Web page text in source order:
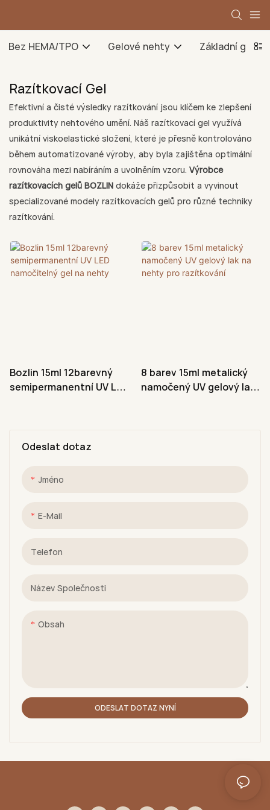
Bez HEMA/TPO Gelové nehty Základní gel
Razítkovací Gel
Efektivní a čisté výsledky razítkování jsou klíčem ke zlepšení
produktivity nehtového umění. Náš razítkovací gel využívá
unikátní viskoelastické složení, které je přesně kontrolováno
během automatizované výroby, aby byla zajištěna optimální
rovnováha mezi nabíráním a uvolněním vzoru. Výrobce
razítkovacích gelů BOZLIN dokáže přizpůsobit a vyvinout
specializované modely razítkovacích gelů pro různé techniky
razítkování.
Odeslat dotaz
Jméno
E-Mail
Telefon
Název Společnosti
Obsah
ODESLAT DOTAZ NYNÍ
Bozlin 15ml 12barevný
semipermanentní UV LED
8 barev 15ml metalický
namočený UV gelový lak